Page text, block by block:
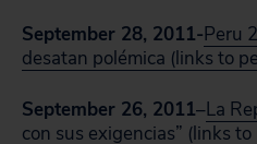
September 28, 2011-Peru
desatan polémica (links to
September 26, 2011–La
con sus exigencias” (links